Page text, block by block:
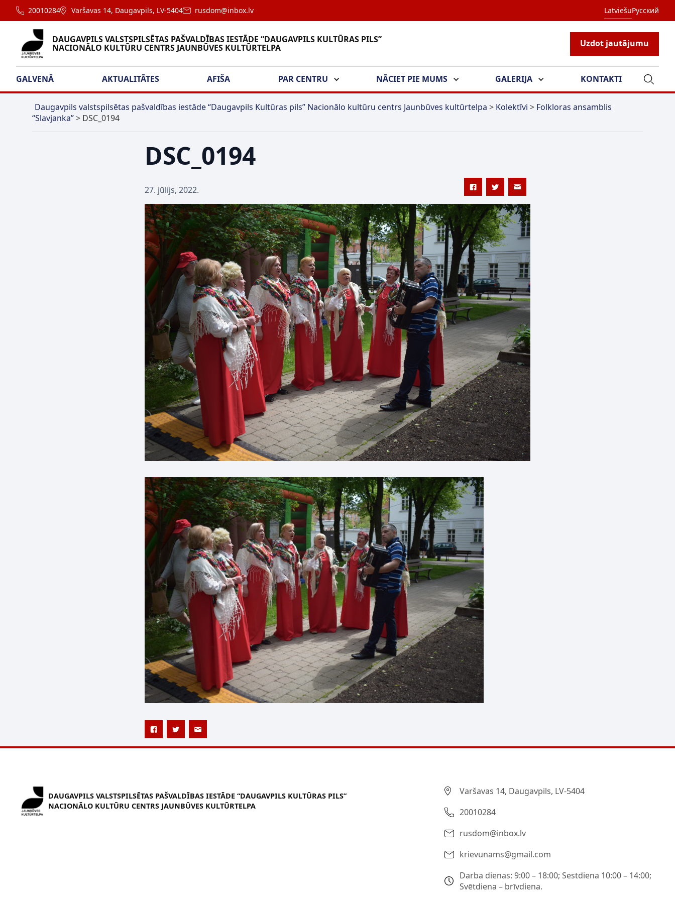
20010284 Varšavas 14, Daugavpils, LV-5404 rusdom@inbox.lv LatviešuРусский
DAUGAVPILS VALSTSPILSĒTAS PAŠVALDĪBAS IESTĀDE “DAUGAVPILS KULTŪRAS PILS”
NACIONĀLO KULTŪRU CENTRS JAUNBŪVES KULTŪRTELPA Uzdot jautājumu
GALVENĀ AKTUALITĀTES AFIŠA PAR CENTRU NĀCIET PIE MUMS GALERIJA KONTAKTI
Daugavpils valstspilsētas pašvaldības iestāde “Daugavpils Kultūras pils” Nacionālo kultūru centrs Jaunbūves kultūrtelpa > Kolektīvi > Folkloras ansamblis
“Slavjanka”> DSC_0194
DSC_0194
27. jūlijs, 2022.
DAUGAVPILS VALSTSPILSĒTAS PAŠVALDĪBAS IESTĀDE “DAUGAVPILS KULTŪRAS PILS”
NACIONĀLO KULTŪRU CENTRS JAUNBŪVES KULTŪRTELPA
Varšavas 14, Daugavpils, LV-5404
20010284
rusdom@inbox.lv
krievunams@gmail.com
Darba dienas: 9:00 – 18:00; Sestdiena 10:00 – 14:00;
Svētdiena – brīvdiena.